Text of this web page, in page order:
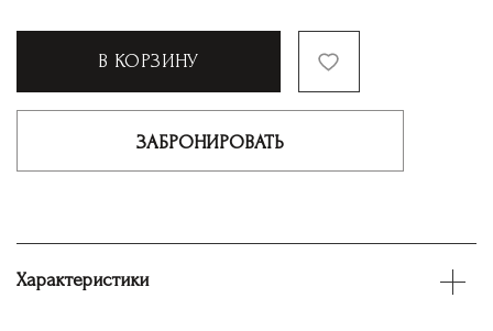
В КОРЗИНУ
ЗАБРОНИРОВАТЬ
Характеристики